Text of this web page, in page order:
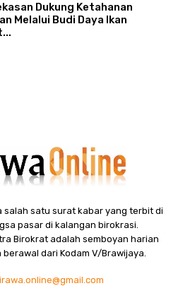
Dukung Ketahanan
Melalui Budi Daya Ikan
salah satu surat kabar yang terbit di
pasar di kalangan birokrasi.
Birokrat adalah semboyan harian
dari Kodam V/Brawijaya.